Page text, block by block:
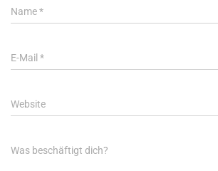
Name*
E-Mail *
Website
Was beschäftigt dich?